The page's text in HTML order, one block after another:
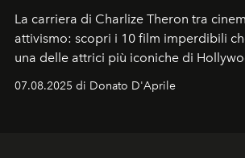
La carriera di Charlize Theron tra
attivismo: scopri i 10 film imperdibili
una delle attrici più iconiche di
07.08.2025 di Donato D'Aprile